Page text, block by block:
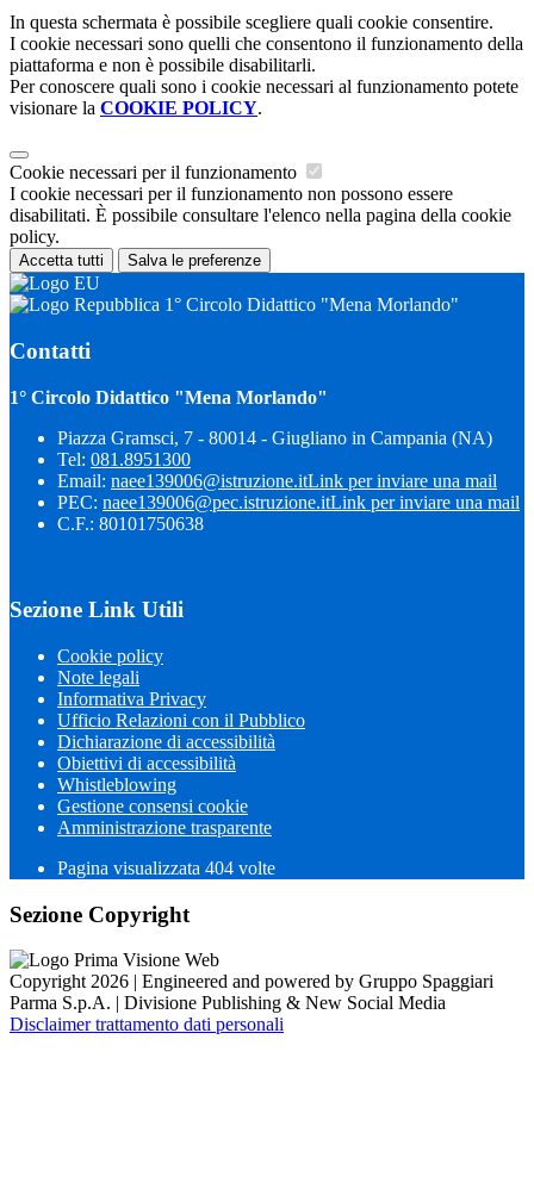
In questa schermata è possibile scegliere quali cookie consentire.
I cookie necessari sono quelli che consentono il funzionamento della
piattaforma e non è possibile disabilitarli.
Per conoscere quali sono i cookie necessari al funzionamento potete
visionare la COOKIE POLICY.
Cookie necessari per il funzionamento
I cookie necessari per il funzionamento non possono essere
disabilitati. È possibile consultare l'elenco nella pagina della cookie
policy.
Accetta tutti Salva le preferenze
1° Circolo Didattico "Mena Morlando"
Contatti
1° Circolo Didattico "Mena Morlando"
Piazza Gramsci, 7 - 80014 - Giugliano in Campania (NA)
Tel: 081.8951300
Email: naee139006@istruzione.itLink per inviare una mail
PEC: naee139006@pec.istruzione.itLink per inviare una mail
C.F.: 80101750638
Sezione Link Utili
Cookie policy
Note legali
Informativa Privacy
Ufficio Relazioni con il Pubblico
Dichiarazione di accessibilità
Obiettivi di accessibilità
Whistleblowing
Gestione consensi cookie
Amministrazione trasparente
Pagina visualizzata 404 volte
Sezione Copyright
Copyright 2026 | Engineered and powered by Gruppo Spaggiari
Parma S.p.A. | Divisione Publishing & New Social Media
Disclaimer trattamento dati personali